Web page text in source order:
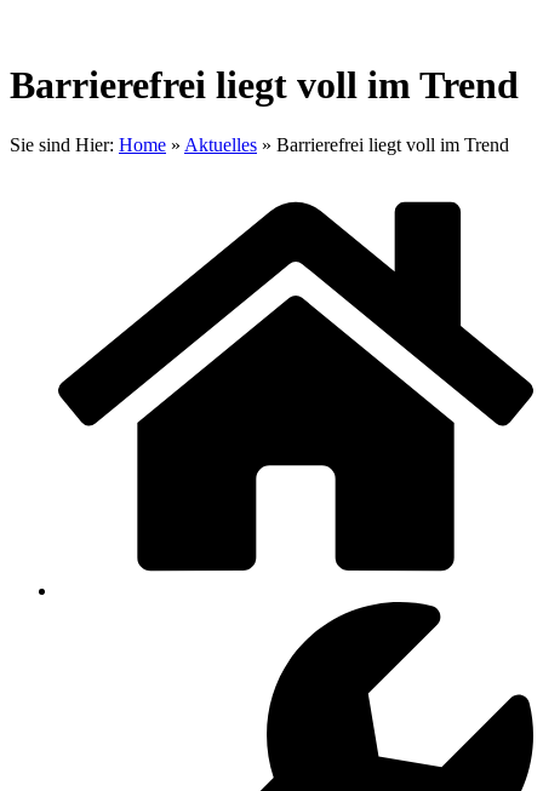
Barrierefrei liegt voll im Trend
Sie sind Hier: Home » Aktuelles » Barrierefrei liegt voll im Trend